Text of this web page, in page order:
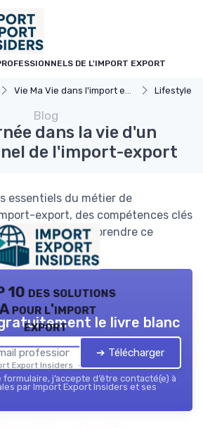
DE L'IMPORT EXPORT
Vie Ma Vie dans l'import export Lifestyle
Blog
dans la vie d'un
de l'import-export
essentiels du métier de
export, des compétences clés
pour mieux comprendre ce
10 des solutions
pour l'import
export
Export Insiders — 2026
le livre blanc
➔ Télécharger
j’accepte d’être contacté(e) à
par Import Export Insiders et ses
cookies